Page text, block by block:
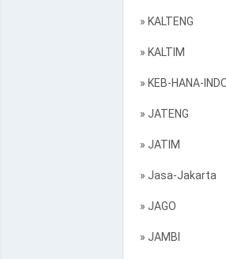
» KALTENG
» KALTIM
» KEB-HANA-
» JATENG
» JATIM
» Jasa-Jakarta
» JAGO
» JAMBI